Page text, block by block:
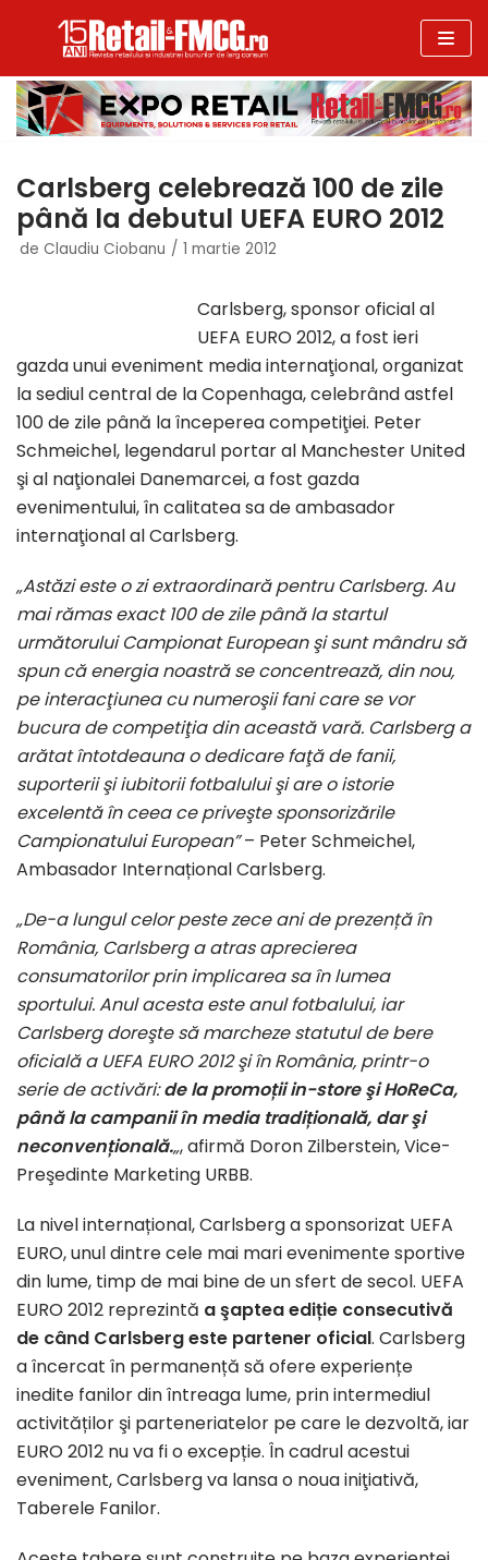
la
conținut
Carlsberg celebrează 100 de zile
până la debutul UEFA EURO 2012
de Claudiu Ciobanu 1 martie 2012
Carlsberg, sponsor oficial al
UEFA EURO 2012, a fost ieri
gazda unui eveniment media internaţional, organizat
la sediul central de la Copenhaga, celebrând astfel
100 de zile până la începerea competiţiei. Peter
Schmeichel, legendarul portar al Manchester United
şi al naţionalei Danemarcei, a fost gazda
evenimentului, în calitatea sa de ambasador
internaţional al Carlsberg.
„Astăzi este o zi extraordinară pentru Carlsberg. Au
mai rămas exact 100 de zile până la startul
următorului Campionat European şi sunt mândru să
spun că energia noastră se concentrează, din nou,
pe interacţiunea cu numeroşii fani care se vor
bucura de competiţia din această vară. Carlsberg a
arătat întotdeauna o dedicare faţă de fanii,
suporterii şi iubitorii fotbalului şi are o istorie
excelentă în ceea ce priveşte sponsorizările
Campionatului European”– Peter Schmeichel,
Ambasador Internațional Carlsberg.
„De-a lungul celor peste zece ani de prezență în
România, Carlsberg a atras aprecierea
consumatorilor prin implicarea sa în lumea
sportului. Anul acesta este anul fotbalului, iar
Carlsberg doreşte să marcheze statutul de bere
oficială a UEFA EURO 2012 şi în România, printr-o
serie de activări:de la promoții in-store şi HoReCa,
până la campanii în media tradițională, dar şi
neconvențională.„, afirmă Doron Zilberstein, Vice-
Preşedinte Marketing URBB.
La nivel internațional, Carlsberg a sponsorizat UEFA
EURO, unul dintre cele mai mari evenimente sportive
din lume, timp de mai bine de un sfert de secol. UEFA
EURO 2012 reprezintă a şaptea ediție consecutivă
de când Carlsberg este partener oficial. Carlsberg
a încercat în permanență să ofere experiențe
inedite fanilor din întreaga lume, prin intermediul
activităților şi parteneriatelor pe care le dezvoltă, iar
EURO 2012 nu va fi o excepție. În cadrul acestui
eveniment, Carlsberg va lansa o noua iniţiativă,
Taberele Fanilor.